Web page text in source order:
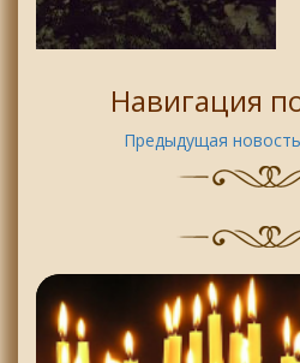
Навигация
Предыдущая